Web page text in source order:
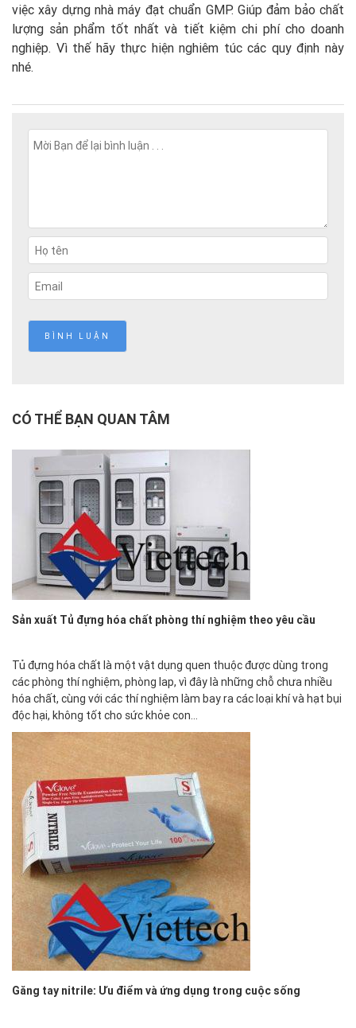
việc xây dựng nhà máy đạt chuẩn GMP. Giúp đảm bảo chất
lượng sản phẩm tốt nhất và tiết kiệm chi phí cho doanh
nghiệp. Vì thế hãy thực hiện nghiêm túc các quy định này
nhé.
CÓ THỂ BẠN QUAN TÂM
Sản xuất Tủ đựng hóa chất phòng thí nghiệm theo yêu cầu
Tủ đựng hóa chất là một vật dụng quen thuộc được dùng trong
các phòng thí nghiệm, phòng lap, vì đây là những chỗ chưa nhiều
hóa chất, cùng với các thí nghiệm làm bay ra các loại khí và hạt bụi
độc hại, không tốt cho sức khỏe con…
Găng tay nitrile: Ưu điểm và ứng dụng trong cuộc sống